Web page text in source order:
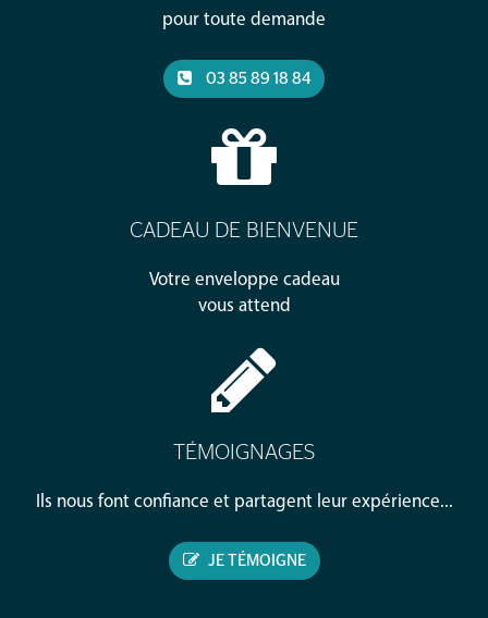
pour toute demande
03 85 89 18 84
CADEAU DE BIENVENUE
Votre enveloppe cadeau
vous attend
TÉMOIGNAGES
Ils nous font confiance et partagent leur expérience...
JE TÉMOIGNE